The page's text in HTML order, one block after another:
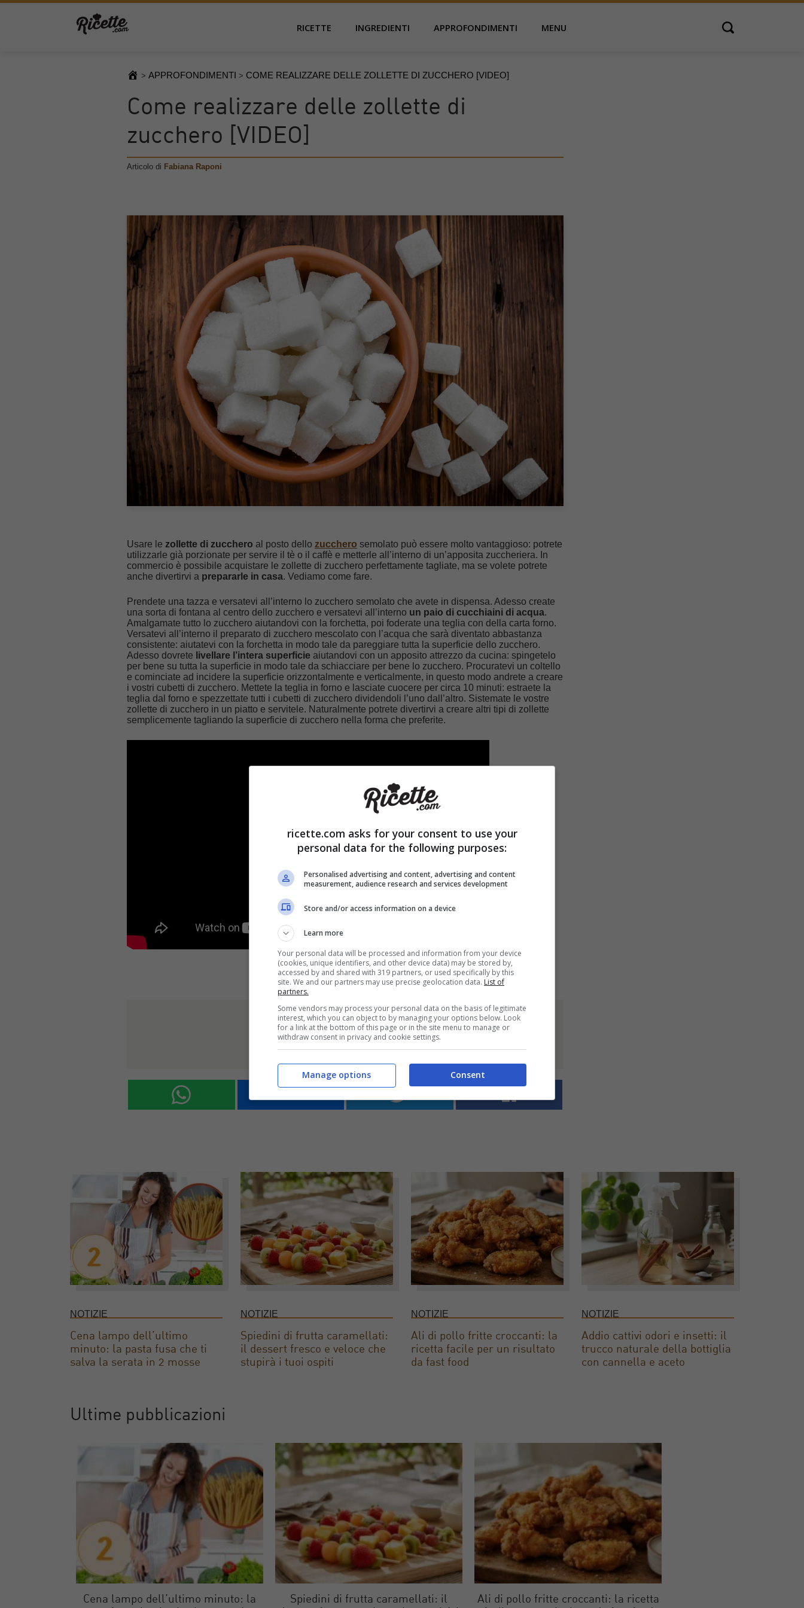
RICETTE INGREDIENTI APPROFONDIMENTI MENU Open search
> APPROFONDIMENTI > COME REALIZZARE DELLE ZOLLETTE DI ZUCCHERO [VIDEO]
Come realizzare delle zollette di
zucchero [VIDEO]
Articolo di Fabiana Raponi
Usare le zollette di zucchero al posto dello zucchero semolato può essere molto vantaggioso: potrete
utilizzarle già porzionate per servire il tè o il caffè e metterle all’interno di un’apposita zuccheriera. In
commercio è possibile acquistare le zollette di zucchero perfettamente tagliate, ma se volete potrete
anche divertirvi a prepararle in casa. Vediamo come fare.
Prendete una tazza e versatevi all’interno lo zucchero semolato che avete in dispensa. Adesso create
una sorta di fontana al centro dello zucchero e versatevi all’interno un paio di cucchiaini di acqua.
Amalgamate tutto lo zucchero aiutandovi con la forchetta, poi foderate una teglia con della carta forno.
Versatevi all’interno il preparato di zucchero mescolato con l’acqua che sarà diventato abbastanza
consistente: aiutatevi con la forchetta in modo tale da pareggiare tutta la superficie dello zucchero.
Adesso dovrete livellare l’intera superficie aiutandovi con un apposito attrezzo da cucina: spingetelo
per bene su tutta la superficie in modo tale da schiacciare per bene lo zucchero. Procuratevi un coltello
e cominciate ad incidere la superficie orizzontalmente e verticalmente, in questo modo andrete a creare
i vostri cubetti di zucchero. Mettete la teglia in forno e lasciate cuocere per circa 10 minuti: estraete la
teglia dal forno e spezzettate tutti i cubetti di zucchero dividendoli l’uno dall’altro. Sistemate le vostre
zollette di zucchero in un piatto e servitele. Naturalmente potrete divertirvi a creare altri tipi di zollette
semplicemente tagliando la superficie di zucchero nella forma che preferite.
Ti è piaciuto l'articolo?
Condividilo
NOTIZIE
Cena lampo dell’ultimo
minuto: la pasta fusa che ti
salva la serata in 2 mosse
NOTIZIE
Spiedini di frutta caramellati:
il dessert fresco e veloce che
stupirà i tuoi ospiti
NOTIZIE
Ali di pollo fritte croccanti: la
ricetta facile per un risultato
da fast food
NOTIZIE
Addio cattivi odori e insetti: il
trucco naturale della bottiglia
con cannella e aceto
Ultime pubblicazioni
Cena lampo dell’ultimo minuto: la
Spiedini di frutta caramellati: il
Ali di pollo fritte croccanti: la ricetta
ricette.com asks for your consent to use your
personal data for the following purposes:
Personalised advertising and content, advertising and content
measurement, audience research and services development
Store and/or access information on a device
Learn more
Your personal data will be processed and information from your device
(cookies, unique identifiers, and other device data) may be stored by,
accessed by and shared with 319 partners, or used specifically by this
site. We and our partners may use precise geolocation data. List of
partners.
Some vendors may process your personal data on the basis of legitimate
interest, which you can object to by managing your options below. Look
for a link at the bottom of this page or in the site menu to manage or
withdraw consent in privacy and cookie settings.
Consent
Manage options